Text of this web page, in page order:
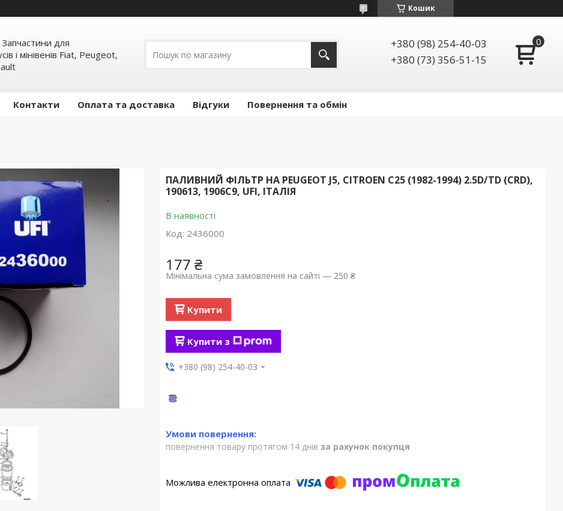
Кошик
Запчастини для
і мінівенів Fiat, Peugeot,
+380 (98) 254-40-03
+380 (73) 356-51-15
Контакти Оплата та доставка Відгуки Повернення та обмін
ПАЛИВНИЙ ФІЛЬТР НА PEUGEOT J5, CITROEN C25 (1982-1994) 2.5D/TD (CRD),
190613, 1906C9, UFI, ІТАЛІЯ
В наявності
Код: 2436000
177 ₴
Мінімальна сума замовлення на сайті — 250 ₴
Купити
Купити з
+380 (98) 254-40-03
повернення товару протягом 14 днів за рахунок покупця